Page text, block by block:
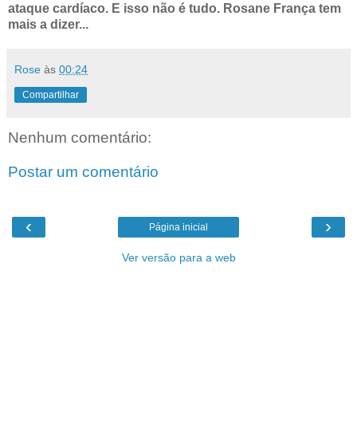
ataque cardíaco. E isso não é tudo. Rosane França tem
mais a dizer...
Rose às 00:24
Compartilhar
Nenhum comentário:
Postar um comentário
‹ ›
Página inicial
Ver versão para a web